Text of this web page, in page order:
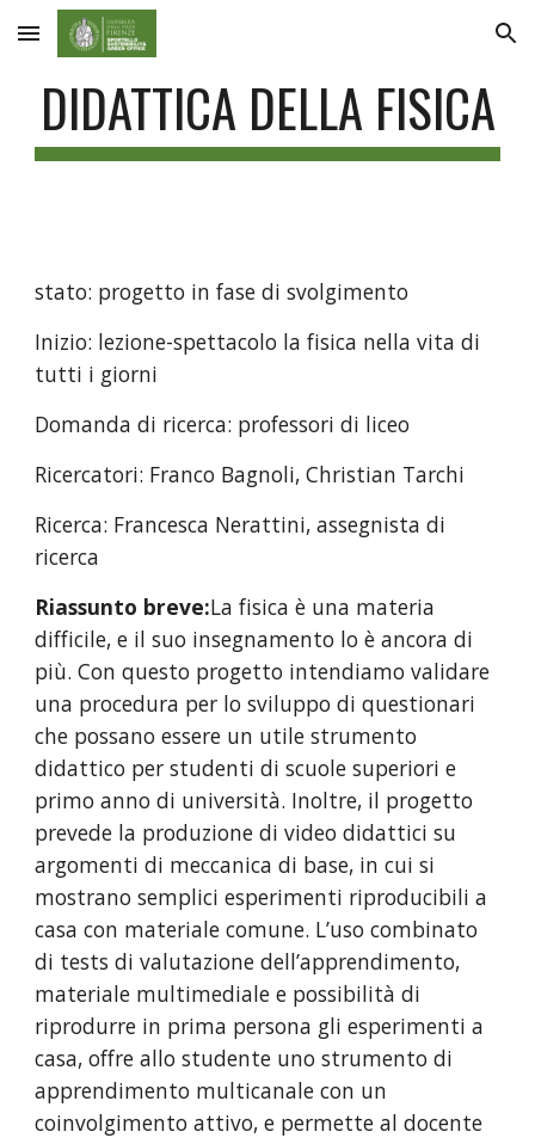
Skip to main content Skip to navigation
DIDATTICA DELLA FISICA
stato: progetto in fase di svolgimento
Inizio: lezione-spettacolo la fisica nella vita di
tutti i giorni
Domanda di ricerca: professori di liceo
Ricercatori: Franco Bagnoli, Christian Tarchi
Ricerca: Francesca Nerattini, assegnista di
ricerca
Riassunto breve:La fisica è una materia
difficile, e il suo insegnamento lo è ancora di
più. Con questo progetto intendiamo validare
una procedura per lo sviluppo di questionari
che possano essere un utile strumento
didattico per studenti di scuole superiori e
primo anno di università. Inoltre, il progetto
prevede la produzione di video didattici su
argomenti di meccanica di base, in cui si
mostrano semplici esperimenti riproducibili a
casa con materiale comune. L’uso combinato
di tests di valutazione dell’apprendimento,
materiale multimediale e possibilità di
riprodurre in prima persona gli esperimenti a
casa, offre allo studente uno strumento di
apprendimento multicanale con un
coinvolgimento attivo, e permette al docente